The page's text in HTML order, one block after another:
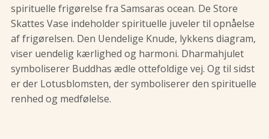
spirituelle frigørelse fra Samsaras ocean. De Store
Skattes Vase indeholder spirituelle juveler til opnåelse
af frigørelsen. Den Uendelige Knude, lykkens diagram,
viser uendelig kærlighed og harmoni. Dharmahjulet
symboliserer Buddhas ædle ottefoldige vej. Og til sidst
er der Lotusblomsten, der symboliserer den spirituelle
renhed og medfølelse.